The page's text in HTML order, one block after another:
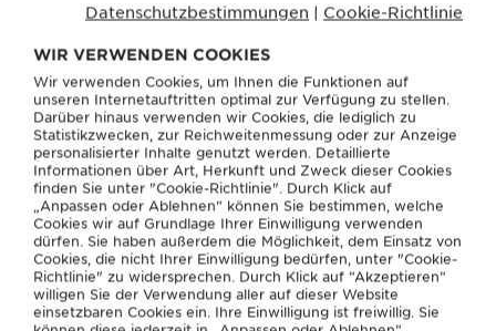
*Weiter zur Apotheke Ihrer Wahl über ApoNow GmbH.
Entspannung: mit Meditation Druck
aus dem Rücken und der Psyche
nehmen
Datenschutzbestimmungen | Cookie-Richtlinie
WIR VERWENDEN COOKIES
Wir verwenden Cookies, um Ihnen die Funktionen auf
unseren Internetauftritten optimal zur Verfügung zu stellen.
Darüber hinaus verwenden wir Cookies, die lediglich zu
Statistikzwecken, zur Reichweitenmessung oder zur Anzeige
personalisierter Inhalte genutzt werden. Detaillierte
Informationen über Art, Herkunft und Zweck dieser Cookies
finden Sie unter "Cookie-Richtlinie". Durch Klick auf
„Anpassen oder Ablehnen“ können Sie bestimmen, welche
Cookies wir auf Grundlage Ihrer Einwilligung verwenden
dürfen. Sie haben außerdem die Möglichkeit, dem Einsatz von
Cookies, die nicht Ihrer Einwilligung bedürfen, unter "Cookie-
Richtlinie" zu widersprechen. Durch Klick auf “Akzeptieren“
willigen Sie der Verwendung aller auf dieser Website
einsetzbaren Cookies ein. Ihre Einwilligung ist freiwillig. Sie